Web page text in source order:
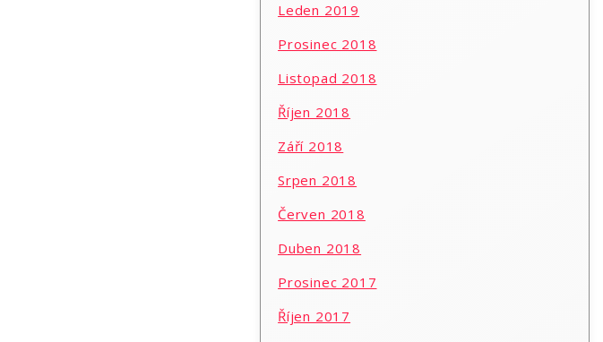
Leden 2019
Prosinec 2018
Listopad 2018
Říjen 2018
Září 2018
Srpen 2018
Červen 2018
Duben 2018
Prosinec 2017
Říjen 2017